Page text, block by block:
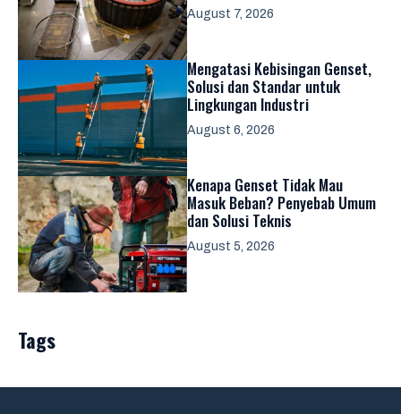
August 7, 2026
Mengatasi Kebisingan Genset,
Solusi dan Standar untuk
Lingkungan Industri
August 6, 2026
Kenapa Genset Tidak Mau
Masuk Beban? Penyebab Umum
dan Solusi Teknis
August 5, 2026
Tags